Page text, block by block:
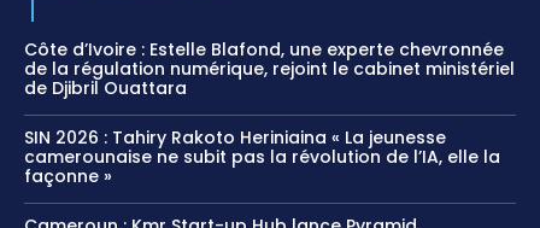
Côte d’Ivoire : Estelle Blafond, une experte chevronnée
de la régulation numérique, rejoint le cabinet ministériel
de Djibril Ouattara
SIN 2026 : Tahiry Rakoto Heriniaina « La jeunesse
camerounaise ne subit pas la révolution de l’IA, elle la
façonne »